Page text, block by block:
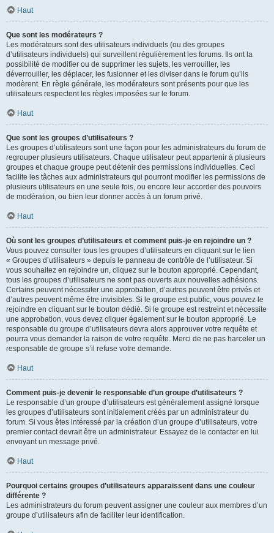
Haut
Que sont les modérateurs ?
Les modérateurs sont des utilisateurs individuels (ou des groupes
d’utilisateurs individuels) qui surveillent régulièrement les forums. Ils ont la
possibilité de modifier ou de supprimer les sujets, les verrouiller, les
déverrouiller, les déplacer, les fusionner et les diviser dans le forum qu’ils
modèrent. En règle générale, les modérateurs sont présents pour que les
utilisateurs respectent les règles imposées sur le forum.
Haut
Que sont les groupes d’utilisateurs ?
Les groupes d’utilisateurs sont une façon pour les administrateurs du forum de
regrouper plusieurs utilisateurs. Chaque utilisateur peut appartenir à plusieurs
groupes et chaque groupe peut détenir des permissions individuelles. Ceci
facilite les tâches aux administrateurs qui pourront modifier les permissions de
plusieurs utilisateurs en une seule fois, ou encore leur accorder des pouvoirs
de modération, ou bien leur donner accès à un forum privé.
Haut
Où sont les groupes d’utilisateurs et comment puis-je en rejoindre un ?
Vous pouvez consulter tous les groupes d’utilisateurs en cliquant sur le lien
« Groupes d’utilisateurs » depuis le panneau de contrôle de l’utilisateur. Si
vous souhaitez en rejoindre un, cliquez sur le bouton approprié. Cependant,
tous les groupes d’utilisateurs ne sont pas ouverts aux nouvelles adhésions.
Certains peuvent nécessiter une approbation, d’autres peuvent être privés et
d’autres peuvent même être invisibles. Si le groupe est public, vous pouvez le
rejoindre en cliquant sur le bouton dédié. Si le groupe est restreint et nécessite
une approbation, vous devez cliquer également sur le bouton approprié. Le
responsable du groupe d’utilisateurs devra alors approuver votre requête et
pourra vous demander la raison de votre requête. Merci de ne pas harceler un
responsable de groupe s’il refuse votre demande.
Haut
Comment puis-je devenir le responsable d’un groupe d’utilisateurs ?
Le responsable d’un groupe d’utilisateurs est généralement assigné lorsque
les groupes d’utilisateurs sont initialement créés par un administrateur du
forum. Si vous êtes intéressé par la création d’un groupe d’utilisateurs, votre
premier contact devrait être un administrateur. Essayez de le contacter en lui
envoyant un message privé.
Haut
Pourquoi certains groupes d’utilisateurs apparaissent dans une couleur
différente ?
Les administrateurs du forum peuvent assigner une couleur aux membres d’un
groupe d’utilisateurs afin de faciliter leur identification.